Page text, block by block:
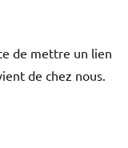
de mettre un lien
de chez nous.